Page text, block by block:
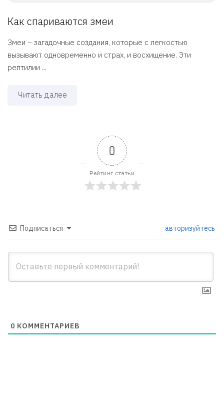
Как спариваются змеи
Змеи – загадочные создания, которые с легкостью
вызывают одновременно и страх, и восхищение. Эти
рептилии ...
Читать далее
0
Рейтинг статьи
Подписаться авторизуйтесь
0 КОММЕНТАРИЕВ